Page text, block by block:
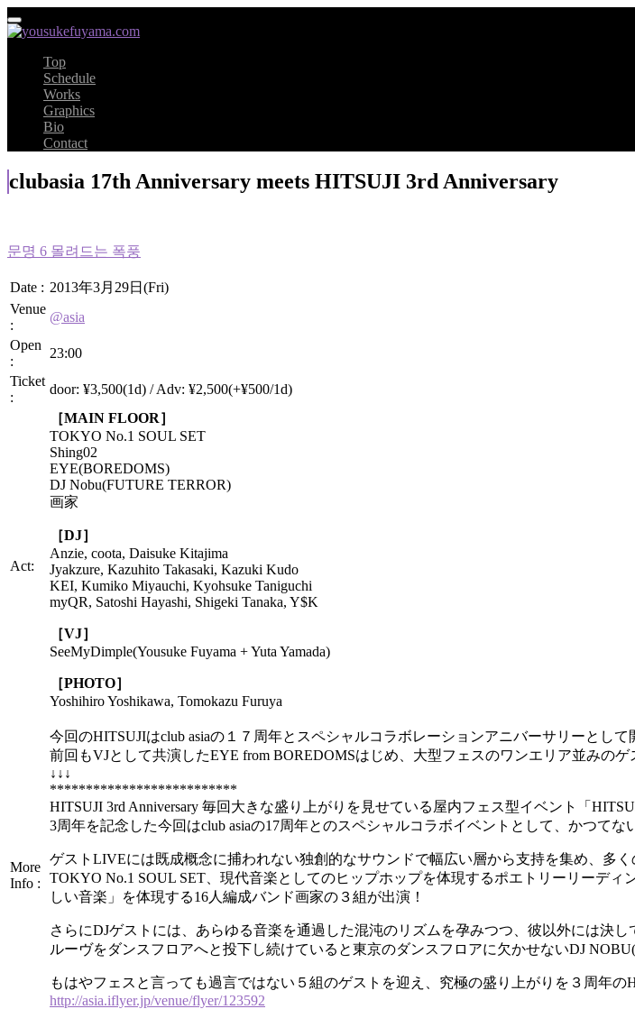
Top
Schedule
Works
Graphics
Bio
Contact
clubasia 17th Anniversary meets HITSUJI 3rd Anniversary
문명 6 몰려드는 폭풍
Date : 2013年3月29日(Fri)
Venue
:
@asia
Open
:
23:00
Ticket
:
door: ¥3,500(1d) / Adv: ¥2,500(+¥500/1d)
Act:
［MAIN FLOOR］
TOKYO No.1 SOUL SET
Shing02
EYE(BOREDOMS)
DJ Nobu(FUTURE TERROR)
画家
［DJ］
Anzie, coota, Daisuke Kitajima
Jyakzure, Kazuhito Takasaki, Kazuki Kudo
KEI, Kumiko Miyauchi, Kyohsuke Taniguchi
myQR, Satoshi Hayashi, Shigeki Tanaka, Y$K
［VJ］
SeeMyDimple(Yousuke Fuyama + Yuta Yamada)
［PHOTO］
Yoshihiro Yoshikawa, Tomokazu Furuya
More
Info :
今回のHITSUJIはclub asiaの１７周年とスペシャルコラボレーションアニバーサリーとして
前回もVJとして共演したEYE from BOREDOMSはじめ、大型フェスのワンエリア並みのゲ
↓↓↓
**************************
HITSUJI 3rd Anniversary 毎回大きな盛り上がりを見せている屋内フェス型イベント「
3周年を記念した今回はclub asiaの17周年とのスペシャルコラボイベントとして、かつてな
ゲストLIVEには既成概念に捕われない独創的なサウンドで幅広い層から支持を集め、多
TOKYO No.1 SOUL SET、現代音楽としてのヒップホップを体現するポエトリーリーデ
しい音楽」を体現する16人編成バンド画家の３組が出演！
さらにDJゲストには、あらゆる音楽を通過した混沌のリズムを孕みつつ、彼以外には決
ルーヴをダンスフロアへと投下し続けていると東京のダンスフロアに欠かせないDJ
もはやフェスと言っても過言ではない５組のゲストを迎え、究極の盛り上がりを３周年の
http://asia.iflyer.jp/venue/flyer/123592